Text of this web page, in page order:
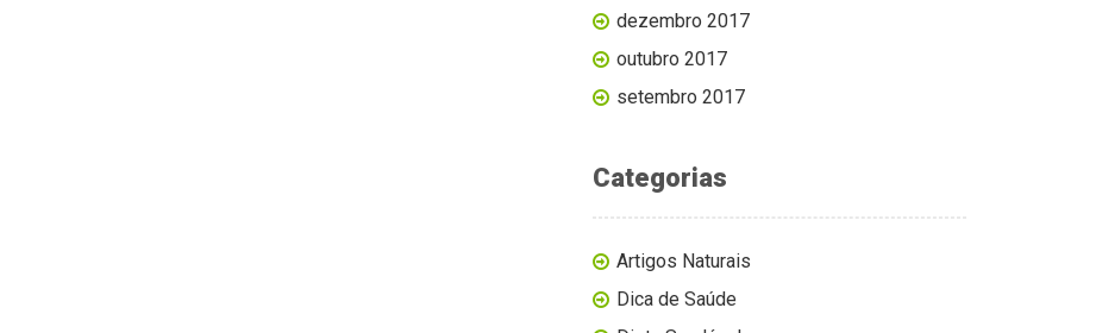
dezembro 2017
outubro 2017
setembro 2017
Categorias
Artigos Naturais
Dica de Saúde